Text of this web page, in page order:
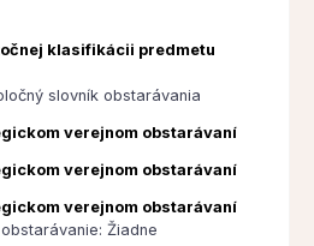
klasifikácii predmetu
slovník obstarávania
verejnom obstarávaní
verejnom obstarávaní
verejnom obstarávaní
Žiadne